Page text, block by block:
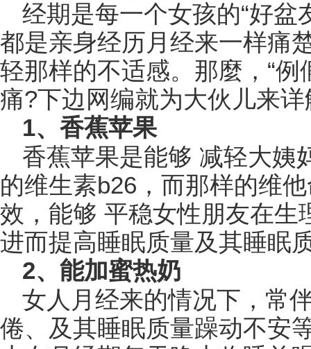
经期是每一个女孩的“好盆
都是亲身经历月经来一样痛
轻那样的不适感。那麼，“
痛?下边网编就为大伙儿来详
1、香蕉苹果
香蕉苹果是能够 减轻大姨
的维生素b26，而那样的维
效，能够 平稳女性朋友在生
进而提高睡眠质量及其睡眠
2、能加蜜热奶
女人月经来的情况下，常
倦、及其睡眠质量躁动不安